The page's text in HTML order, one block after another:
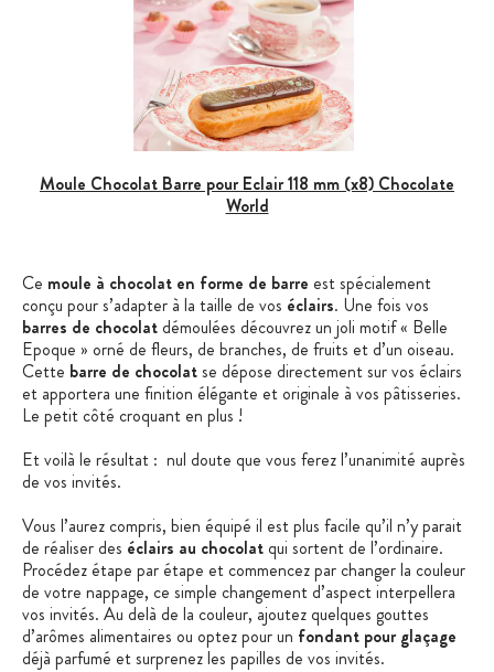
Moule Chocolat Barre pour Eclair 118 mm (x8) Chocolate
World
Ce moule à chocolat en forme de barre est spécialement
conçu pour s’adapter à la taille de vos éclairs. Une fois vos
barres de chocolat démoulées découvrez un joli motif « Belle
Epoque » orné de fleurs, de branches, de fruits et d’un oiseau.
Cette barre de chocolatse dépose directement sur vos éclairs
et apportera une finition élégante et originale à vos pâtisseries.
Le petit côté croquant en plus !
Et voilà le résultat : nul doute que vous ferez l’unanimité auprès
de vos invités.
Vous l’aurez compris, bien équipé il est plus facile qu’il n’y parait
de réaliser des éclairs au chocolat qui sortent de l’ordinaire.
Procédez étape par étape et commencez par changer la couleur
de votre nappage, ce simple changement d’aspect interpellera
vos invités. Au delà de la couleur, ajoutez quelques gouttes
d’arômes alimentaires ou optez pour un fondant pour glaçage
déjà parfumé et surprenez les papilles de vos invités.